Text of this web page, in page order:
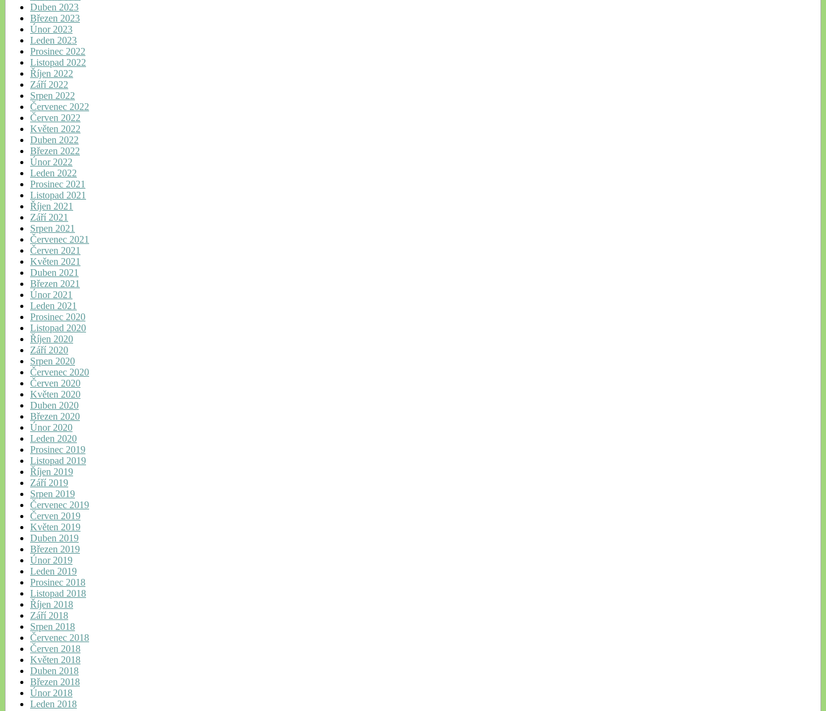
Duben 2023
Březen 2023
Únor 2023
Leden 2023
Prosinec 2022
Listopad 2022
Říjen 2022
Září 2022
Srpen 2022
Červenec 2022
Červen 2022
Květen 2022
Duben 2022
Březen 2022
Únor 2022
Leden 2022
Prosinec 2021
Listopad 2021
Říjen 2021
Září 2021
Srpen 2021
Červenec 2021
Červen 2021
Květen 2021
Duben 2021
Březen 2021
Únor 2021
Leden 2021
Prosinec 2020
Listopad 2020
Říjen 2020
Září 2020
Srpen 2020
Červenec 2020
Červen 2020
Květen 2020
Duben 2020
Březen 2020
Únor 2020
Leden 2020
Prosinec 2019
Listopad 2019
Říjen 2019
Září 2019
Srpen 2019
Červenec 2019
Červen 2019
Květen 2019
Duben 2019
Březen 2019
Únor 2019
Leden 2019
Prosinec 2018
Listopad 2018
Říjen 2018
Září 2018
Srpen 2018
Červenec 2018
Červen 2018
Květen 2018
Duben 2018
Březen 2018
Únor 2018
Leden 2018